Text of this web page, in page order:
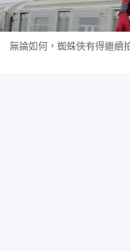
無論如何，蜘蛛俠有得繼續